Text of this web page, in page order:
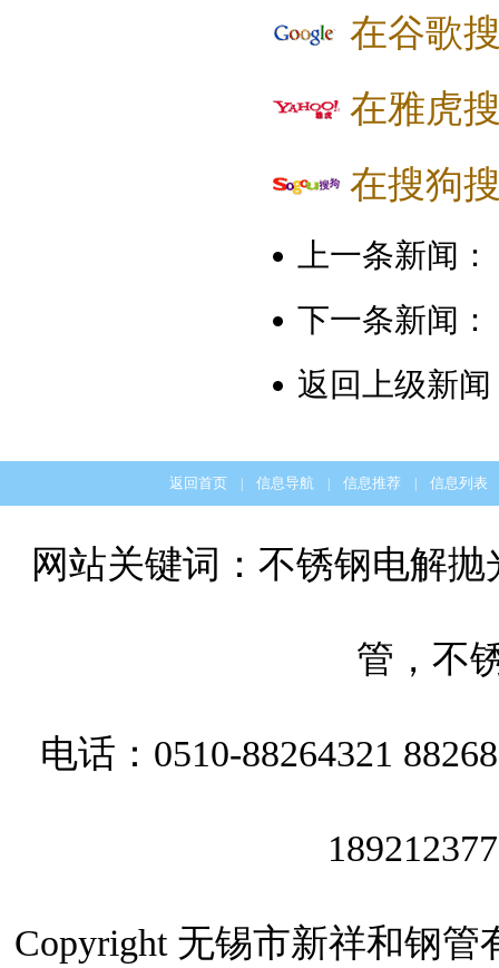
在谷歌
在雅虎
在搜狗
上一条新闻：
下一条新闻：
返回上级新闻
返回首页 信息导航 信息推荐 信息列表
网站关键词： 不锈钢电解抛
管 ， 不
电话：0510-88264321
Copyright 无锡市新祥和钢